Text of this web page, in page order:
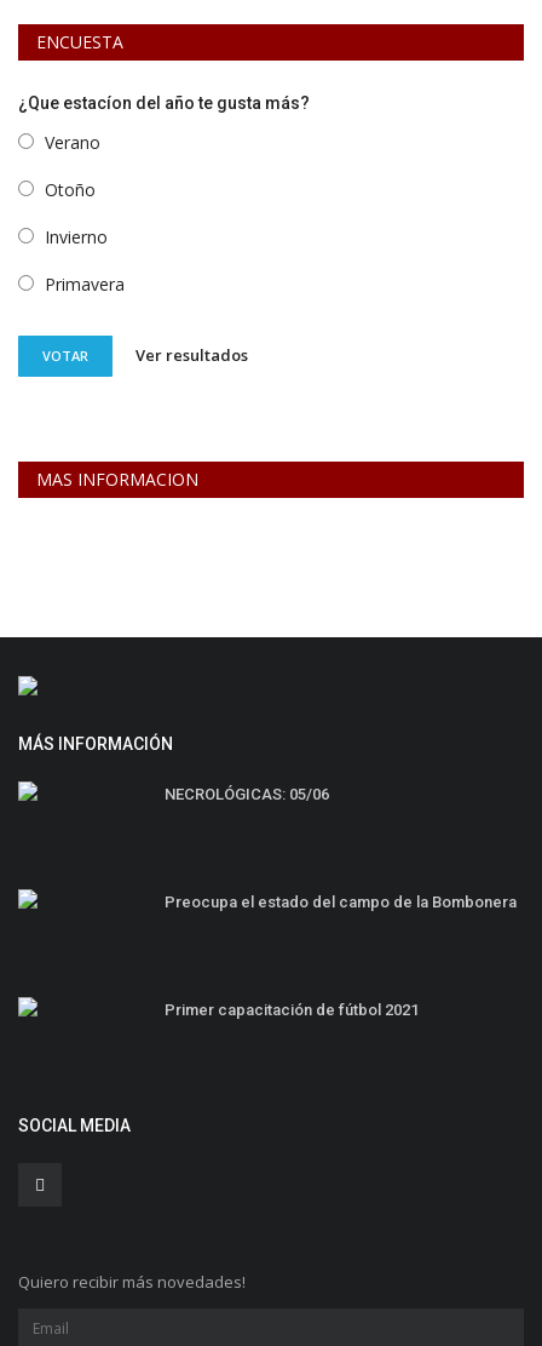
ENCUESTA
¿Que estacíon del año te gusta más?
Verano
Otoño
Invierno
Primavera
VOTAR Ver resultados
MAS INFORMACION
MÁS INFORMACIÓN
NECROLÓGICAS: 05/06
Preocupa el estado del campo de la Bombonera
Primer capacitación de fútbol 2021
SOCIAL MEDIA
Quiero recibir más novedades!